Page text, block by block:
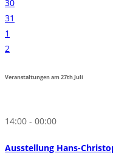
30
31
1
2
Veranstaltungen am27thJuli
14:00 - 00:00
Ausstellung Hans-